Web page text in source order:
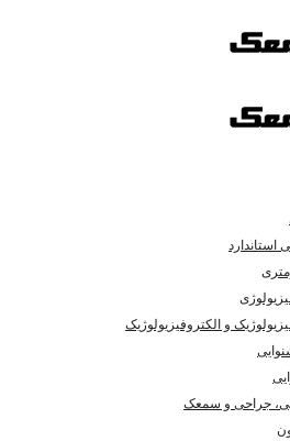
و الکتروفیزیولوژیک
جراحی و سمعک